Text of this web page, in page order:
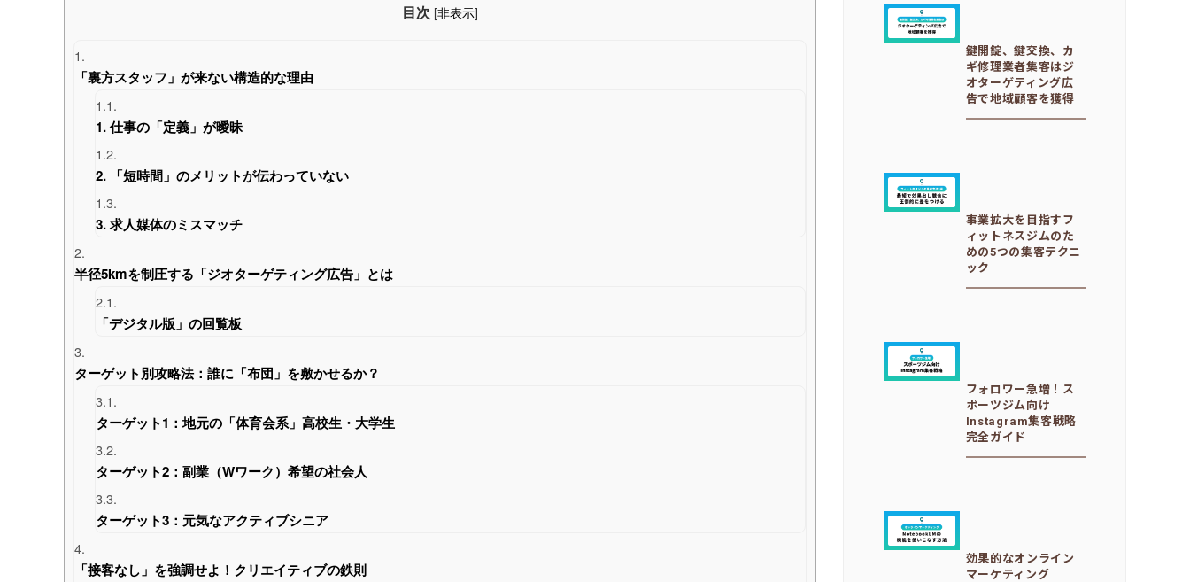
目次 [非表示]
1.
「裏方スタッフ」が来ない構造的な理由
1.1.
1. 仕事の「定義」が曖昧
1.2.
2. 「短時間」のメリットが伝わっていない
1.3.
3. 求人媒体のミスマッチ
2.
半径5kmを制圧する「ジオターゲティング広告」とは
2.1.
「デジタル版」の回覧板
3.
ターゲット別攻略法：誰に「布団」を敷かせるか？
3.1.
ターゲット1：地元の「体育会系」高校生・大学生
3.2.
ターゲット2：副業（Wワーク）希望の社会人
3.3.
ターゲット3：元気なアクティブシニア
4.
「接客なし」を強調せよ！クリエイティブの鉄則
鍵開錠、鍵交換、カ
ギ修理業者集客はジ
オターゲティング広
告で地域顧客を獲得
事業拡大を目指すフ
ィットネスジムのた
めの5つの集客テクニ
ック
フォロワー急増！ス
ポーツジム向け
Instagram集客戦略
完全ガイド
効果的なオンライン
マーケティング